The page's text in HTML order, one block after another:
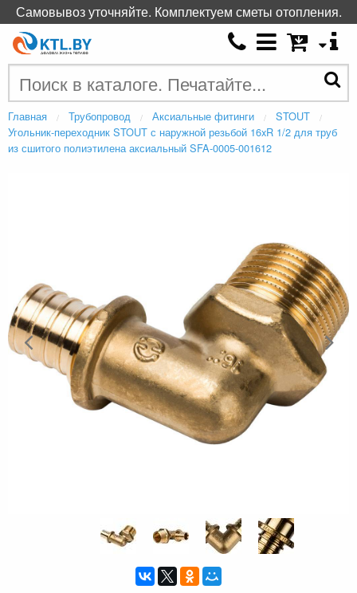
Главная Трубопровод Аксиальные фитинги
STOUT
Угольник-переходник STOUT с наружной резьбой 16xR 1/2 для труб
из сшитого полиэтилена аксиальный SFA-0005-001612
Самовывоз уточняйте. Комплектуем сметы отопления.